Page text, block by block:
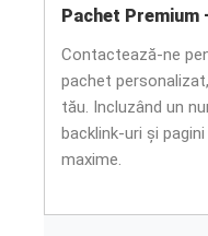
Pachet Premium
Contactează-ne
pachet
tău. Incluzând un
backlink-uri și
maxime.